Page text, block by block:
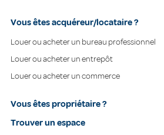
Vous êtes acquéreur/locataire ?
Louer ou acheter un bureau professionnel
Louer ou acheter un entrepôt
Louer ou acheter un commerce
Vous êtes propriétaire ?
Trouver un espace